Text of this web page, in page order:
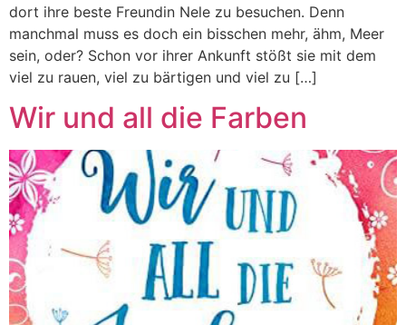
dort ihre beste Freundin Nele zu besuchen. Denn
manchmal muss es doch ein bisschen mehr, ähm, Meer
sein, oder? Schon vor ihrer Ankunft stößt sie mit dem
viel zu rauen, viel zu bärtigen und viel zu […]
Wir und all die Farben